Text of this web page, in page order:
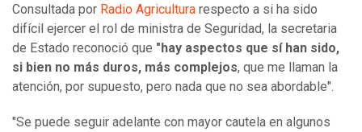
Consultada por Radio Agricultura respecto a si ha sido
difícil ejercer el rol de ministra de Seguridad, la secretaria
de Estado reconoció que "hay aspectos que sí han sido,
si bien no más duros, más complejos, que me llaman la
atención, por supuesto, pero nada que no sea abordable".
"Se puede seguir adelante con mayor cautela en algunos